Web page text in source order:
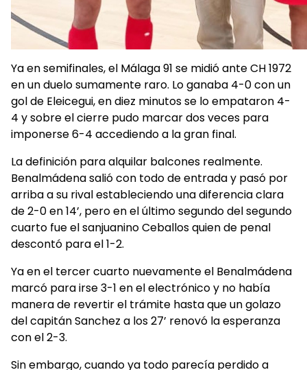
Ya en semifinales, el Málaga 91 se midió ante CH 1972
en un duelo sumamente raro. Lo ganaba 4-0 con un
gol de Eleicegui, en diez minutos se lo empataron 4-
4 y sobre el cierre pudo marcar dos veces para
imponerse 6-4 accediendo a la gran final.
La definición para alquilar balcones realmente.
Benalmádena salió con todo de entrada y pasó por
arriba a su rival estableciendo una diferencia clara
de 2-0 en 14’, pero en el último segundo del segundo
cuarto fue el sanjuanino Ceballos quien de penal
descontó para el 1-2.
Ya en el tercer cuarto nuevamente el Benalmádena
marcó para irse 3-1 en el electrónico y no había
manera de revertir el trámite hasta que un golazo
del capitán Sanchez a los 27’ renovó la esperanza
con el 2-3.
Sin embargo, cuando ya todo parecía perdido a